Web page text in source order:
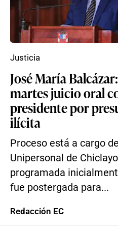
José María
martes juicio oral
presidente por
ilícita
Proceso está a cargo
Unipersonal de
programada
fue postergada para...
Justicia
Redacción EC